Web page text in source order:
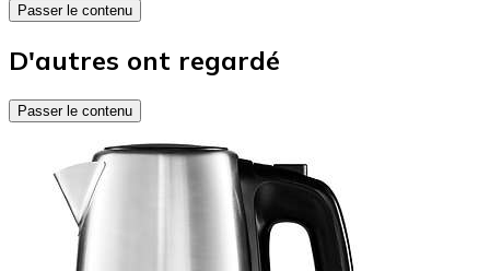
Passer le contenu
D'autres ont regardé
Passer le contenu